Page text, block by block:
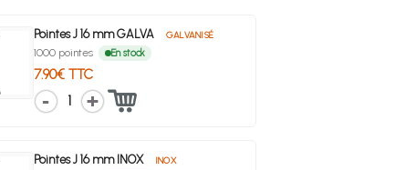
Pointes J 16 mm GALVA GALVANISÉ
1000 pointes En stock
7.90€ TTC
1
Pointes J 16 mm INOX INOX